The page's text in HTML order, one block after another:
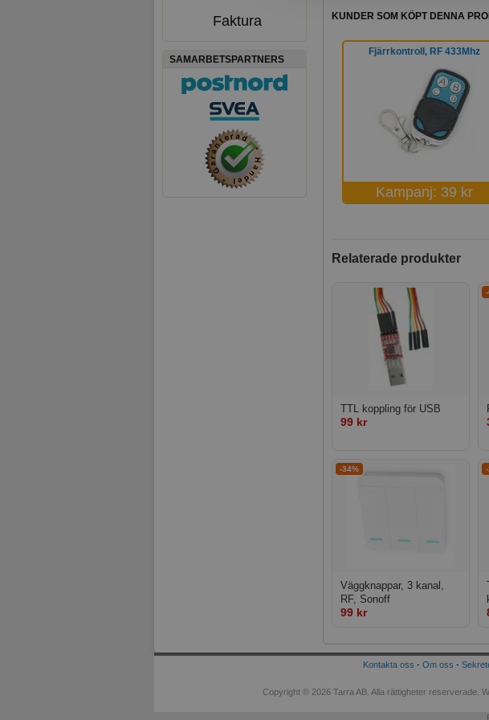
Faktura
SAMARBETSPARTNERS
KUNDER SOM KÖPT DENNA
Fjärrkontroll, RF 433Mhz
Kampanj: 39 kr
Relaterade produkter
TTL koppling för USB
99 kr
-34%
Väggknappar, 3 kanal,
RF, Sonoff
99 kr
Kontakta oss - Om oss -
Copyright © 2026 Tarra AB. Alla rättigheter reserverade.